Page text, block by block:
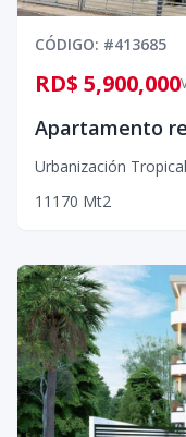
CÓDIGO: #413685
RD$ 5,900,000
Urbanización Tropical
1 1 1 70 Mt2